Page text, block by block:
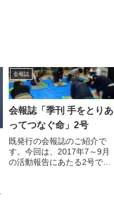
会報誌
会報誌「季刊 手をとりあ
ってつなぐ命」2号
既発行の会報誌のご紹介で
す。今回は、2017年7～9月
の活動報告にあたる2号で